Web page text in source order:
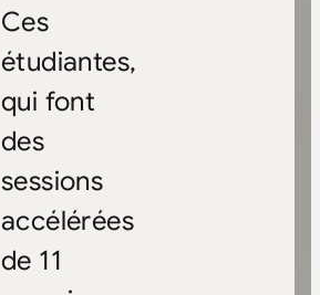
Ces
étudiantes,
qui font
des
sessions
accélérées
de 11